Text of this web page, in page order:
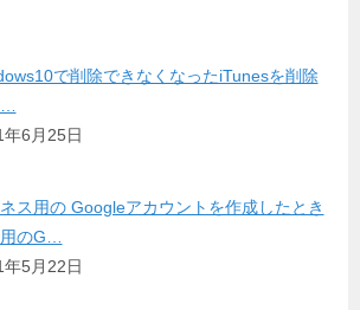
で削除できなくなったiTunesを削除
年6月25日
ス用の Googleアカウントを作成したとき
のG…
年5月22日